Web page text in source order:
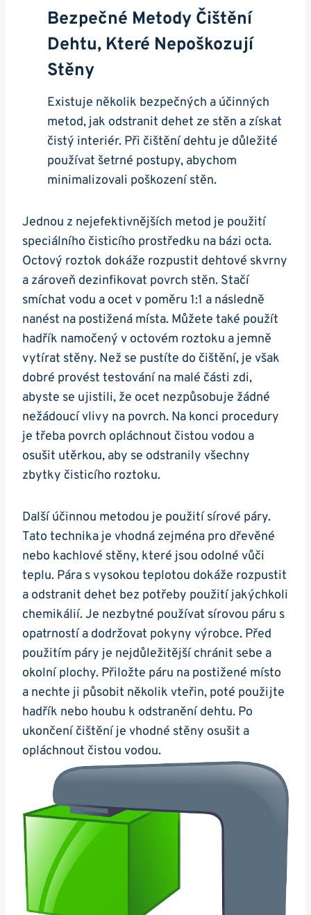
Bezpečné Metody Čištění
Dehtu, Které Nepoškozují
Stěny
Existuje několik bezpečných a účinných
metod, ⁢jak odstranit dehet ze stěn a získat
⁢čistý interiér. ⁢Při čištění dehtu je⁤ důležité
používat ‍šetrné⁤ postupy, abychom
minimalizovali poškození stěn.
Jednou z ⁤nejefektivnějších metod ‍je ⁤použití
speciálního čisticího prostředku na bázi octa.
Octový roztok dokáže ⁢rozpustit dehtové skvrny⁤
a​ zároveň⁢ dezinfikovat povrch stěn. ​Stačí
smíchat ‌vodu a ⁢ocet ⁢v poměru 1:1 a následně
nanést na postižená⁢ místa. Můžete také použít
hadřík‍ namočený v octovém roztoku a jemně
vytírat⁣ stěny.​ Než se pustíte do čištění, je však
dobré ⁤provést⁢ testování na malé části zdi,
abyste‌ se ujistili, ​že‌ ocet nezpůsobuje⁣ žádné
nežádoucí vlivy na povrch. Na ‌konci procedury​
je třeba povrch opláchnout čistou vodou‌ a
osušit utěrkou, ​aby se odstranily‌ všechny
zbytky čisticího‍ roztoku.
Další účinnou metodou je použití sírové páry.
Tato technika je vhodná zejména‍ pro ⁣dřevěné
nebo kachlové stěny, které jsou odolné vůči
teplu.⁤ Pára s ‍vysokou teplotou​ dokáže rozpustit
a odstranit⁢ dehet⁤ bez potřeby použití jakýchkoli
chemikálií. Je nezbytné ⁤používat sírovou ⁤páru s
opatrností a dodržovat pokyny⁤ výrobce. Před
použitím páry ‌je nejdůležitější chránit sebe a
okolní plochy.​ Přiložte páru na postižené ​místo
⁢a nechte​ ji⁢ působit ‍několik vteřin, poté použijte
hadřík⁣ nebo houbu k‌ odstranění dehtu.⁢ Po⁣
ukončení čištění je vhodné stěny osušit a‌
opláchnout čistou vodou.